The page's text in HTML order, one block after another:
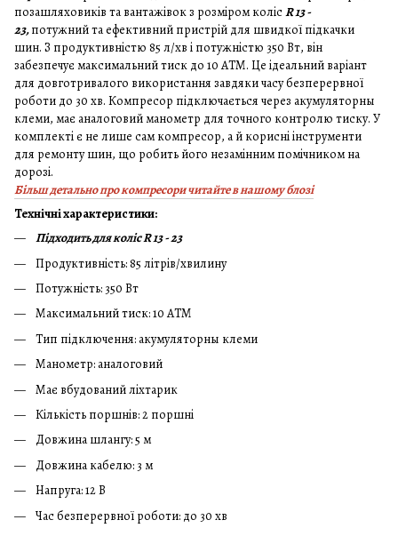
позашляховиків та вантажівок з розміром колісR 13 -
23,потужний та ефективний пристрій для швидкої підкачки
шин. З продуктивністю 85 л/хв і потужністю 350 Вт, він
забезпечує максимальний тиск до 10 АТМ. Це ідеальний варіант
для довготривалого використання завдяки часу безперервної
роботи до 30 хв. Компресор підключається через акумуляторны
клеми, має аналоговий манометр для точного контролю тиску. У
комплекті є не лише сам компресор, а й корисні інструменти
для ремонту шин, що робить його незамінним помічником на
дорозі.
Більш детально про компресори читайте в нашому блозі
Технічні характеристики:
Підходить для коліс R 13 - 23
Продуктивність: 85 літрів/хвилину
Потужність: 350 Вт
Максимальний тиск: 10 АТМ
Тип підключення: акумуляторны клеми
Манометр: аналоговий
Має вбудований ліхтарик
Кількість поршнів: 2 поршні
Довжина шлангу: 5 м
Довжина кабелю: 3 м
Напруга: 12 В
Час безперервної роботи: до 30 хв